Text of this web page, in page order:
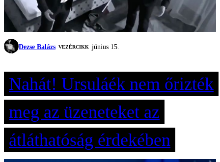
Dezse Balázs VEZÉRCIKK június 15.
Nahát! Ursuláék nem őrizték
meg az üzeneteket az
átláthatóság érdekében